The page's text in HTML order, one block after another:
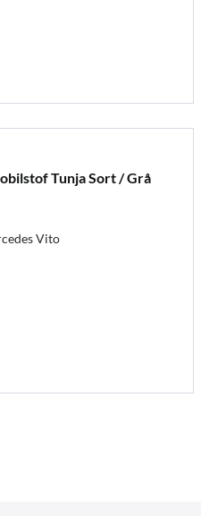
Tunja Sort / Grå
Vito